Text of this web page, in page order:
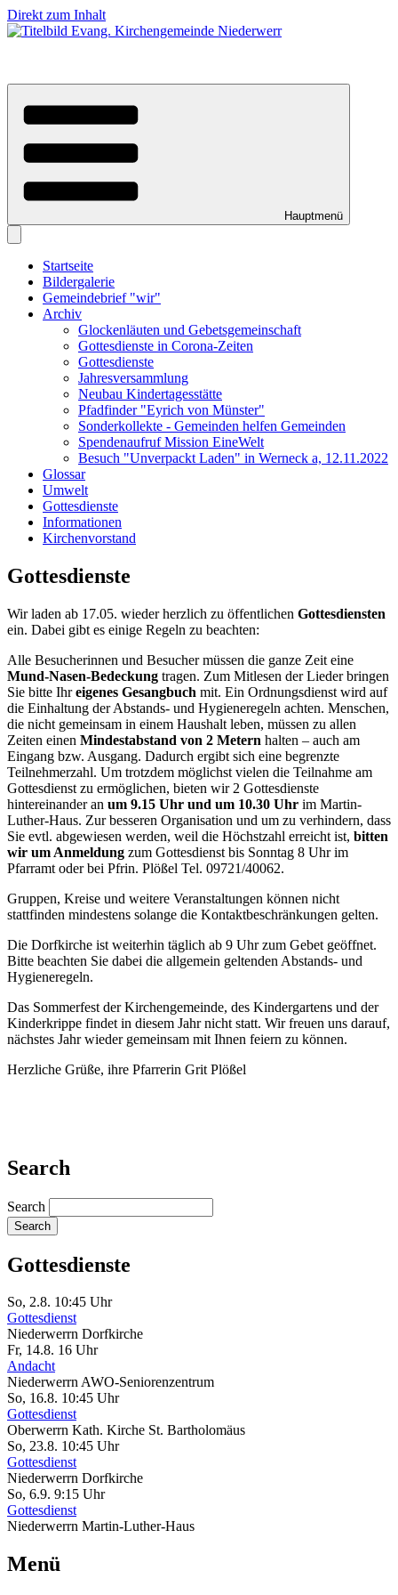
Direkt zum Inhalt
Hauptmenü
Startseite
Bildergalerie
Gemeindebrief "wir"
Archiv
Glockenläuten und Gebetsgemeinschaft
Gottesdienste in Corona-Zeiten
Gottesdienste
Jahresversammlung
Neubau Kindertagesstätte
Pfadfinder "Eyrich von Münster"
Sonderkollekte - Gemeinden helfen Gemeinden
Spendenaufruf Mission EineWelt
Besuch "Unverpackt Laden" in Werneck a, 12.11.2022
Glossar
Umwelt
Gottesdienste
Informationen
Kirchenvorstand
Gottesdienste
Wir laden ab 17.05. wieder herzlich zu öffentlichen Gottesdiensten
ein. Dabei gibt es einige Regeln zu beachten:
Alle Besucherinnen und Besucher müssen die ganze Zeit eine
Mund-Nasen-Bedeckung tragen. Zum Mitlesen der Lieder bringen
Sie bitte Ihreigenes Gesangbuch mit. Ein Ordnungsdienst wird auf
die Einhaltung der Abstands- und Hygieneregeln achten. Menschen,
die nicht gemeinsam in einem Haushalt leben, müssen zu allen
Zeiten einen Mindestabstand von 2 Metern halten – auch am
Eingang bzw. Ausgang. Dadurch ergibt sich eine begrenzte
Teilnehmerzahl. Um trotzdem möglichst vielen die Teilnahme am
Gottesdienst zu ermöglichen, bieten wir 2 Gottesdienste
hintereinander an um 9.15 Uhr und um 10.30 Uhr im Martin-
Luther-Haus. Zur besseren Organisation und um zu verhindern, dass
Sie evtl. abgewiesen werden, weil die Höchstzahl erreicht ist, bitten
wir um Anmeldung zum Gottesdienst bis Sonntag 8 Uhr im
Pfarramt oder bei Pfrin. Plößel Tel. 09721/40062.
Gruppen, Kreise und weitere Veranstaltungen können nicht
stattfinden mindestens solange die Kontaktbeschränkungen gelten.
Die Dorfkirche ist weiterhin täglich ab 9 Uhr zum Gebet geöffnet.
Bitte beachten Sie dabei die allgemein geltenden Abstands- und
Hygieneregeln.
Das Sommerfest der Kirchengemeinde, des Kindergartens und der
Kinderkrippe findet in diesem Jahr nicht statt. Wir freuen uns darauf,
nächstes Jahr wieder gemeinsam mit Ihnen feiern zu können.
Herzliche Grüße, ihre Pfarrerin Grit Plößel
Search
Search
Gottesdienste
So, 2.8. 10:45 Uhr
Gottesdienst
Niederwerrn Dorfkirche
Fr, 14.8. 16 Uhr
Andacht
NiederwerrnAWO-Seniorenzentrum
So, 16.8. 10:45 Uhr
Gottesdienst
Oberwerrn Kath. Kirche St. Bartholomäus
So, 23.8. 10:45 Uhr
Gottesdienst
Niederwerrn Dorfkirche
So, 6.9. 9:15 Uhr
Gottesdienst
Niederwerrn Martin-Luther-Haus
Menü